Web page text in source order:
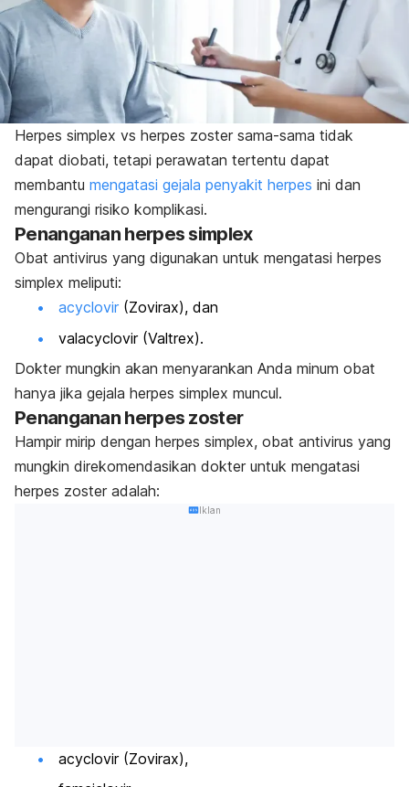
Herpes simplex vs herpes zoster sama-sama tidak
dapat diobati, tetapi perawatan tertentu dapat
membantu mengatasi gejala penyakit herpes ini dan
mengurangi risiko komplikasi.
Penanganan herpes simplex
Obat antivirus yang digunakan untuk mengatasi herpes
simplex meliputi:
acyclovir (Zovirax), dan
valacyclovir (Valtrex).
Dokter mungkin akan menyarankan Anda minum obat
hanya jika gejala herpes simplex muncul.
Penanganan herpes zoster
Hampir mirip dengan herpes simplex, obat antivirus yang
mungkin direkomendasikan dokter untuk mengatasi
herpes zoster adalah:
Iklan
acyclovir (Zovirax),